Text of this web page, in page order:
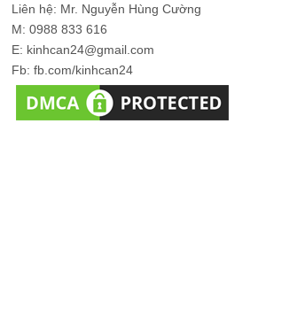
Liên hệ: Mr. Nguyễn Hùng Cường
M: 0988 833 616
E: kinhcan24@gmail.com
Fb: fb.com/kinhcan24